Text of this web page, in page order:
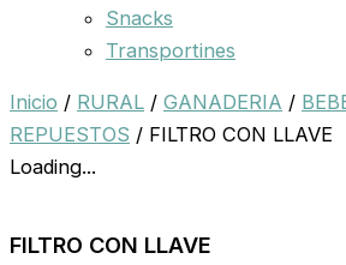
Snacks
Transportines
Inicio / RURAL / GANADERIA /
REPUESTOS / FILTRO CON LLAVE
Loading...
FILTRO CON LLAVE